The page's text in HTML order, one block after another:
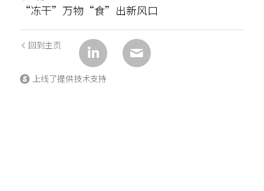
“冻干”万物“食”出新风口
回到主页
上线了提供技术支持